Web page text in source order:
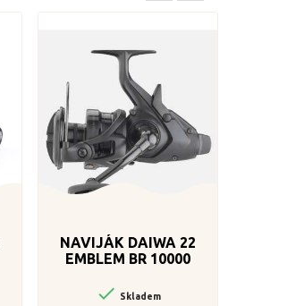
NAVIJÁK DAIWA 22
EMBLEM BR 10000
 Skladem